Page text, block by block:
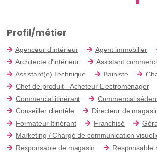
Profil/métier
Agenceur d'intérieur Agent immobilier
Architecte d'intérieur
Assistant
Assistant(e) Technique
Bainiste
Chef de produit - Acheteur Electroménager
Commercial itinérant
Commercial
Conseiller clientèle
Directeur de
Formateur Itinérant
Franchisé
Marketing / Chargé de communication
Responsable de magasin
Responsable